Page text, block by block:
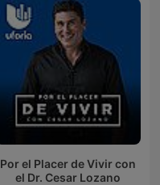
Por el Placer de Vivir con
el Dr. Cesar Lozano